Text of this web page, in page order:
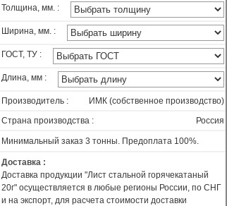
Толщина, мм. :
Ширина, мм. :
ГОСТ, ТУ :
Длина, мм :
Производитель :
ИМК (собственное производство)
Страна производства :
Россия
Минимальный заказ 3 тонны. Предоплата 100%.
Доставка :
Доставка продукции "Лист стальной горячекатаный
20г" осуществляется в любые регионы России, по СНГ
и на экспорт, для расчета стоимости доставки